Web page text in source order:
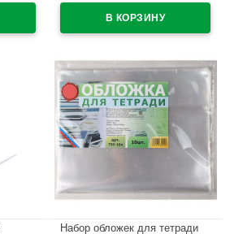
Набор обложек для тетради